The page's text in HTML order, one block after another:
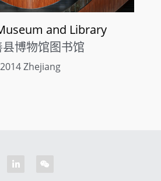
and Library
县博物馆图书馆
2014 Zhejiang